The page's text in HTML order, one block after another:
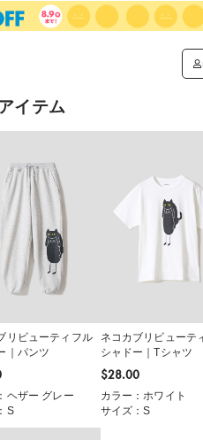
イテム
リビューティフル
｜パンツ
ヘザー グレー
S
ネコカブリビューテ
シャドー｜Tシャツ
$‌28.00
カラー：ホワイト
サイズ：S